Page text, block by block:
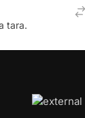
tara.